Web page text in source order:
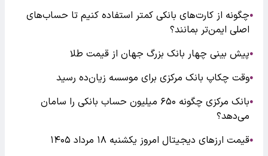
●چگونه از کارت‌های بانکی کمتر استفاده کنیم تا حساب‌های
اصلی ایمن‌تر بمانند؟
●پیش بینی چهار بانک بزرگ جهان از قیمت طلا
●وقت چکاپ بانک مرکزی برای موسسه زیان‌ده رسید
●
بانک مرکزی چگونه ۶۵۰ میلیون حساب بانکی را سامان
می‌دهد؟
●قیمت ارزهای دیجیتال امروز یکشنبه ۱۸ مرداد ۱۴۰۵